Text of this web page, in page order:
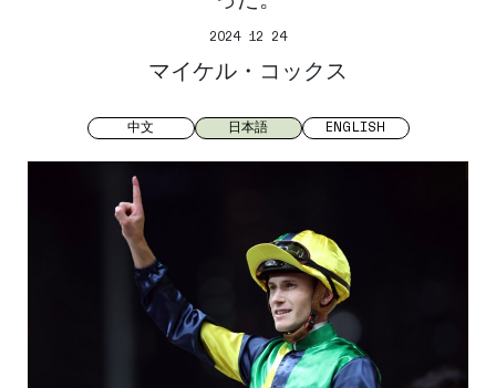
2024 12 24
マイケル・コックス
中文 日本語 ENGLISH